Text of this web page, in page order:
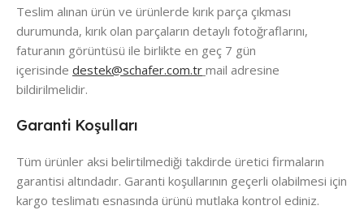
Teslim alınan ürün ve ürünlerde kırık parça çıkması
durumunda, kırık olan parçaların detaylı fotoğraflarını,
faturanın görüntüsü ile birlikte en geç 7 gün
içerisinde destek@schafer.com.tr mail adresine
bildirilmelidir.
Garanti Koşulları
Tüm ürünler aksi belirtilmediği takdirde üretici firmaların
garantisi altındadır. Garanti koşullarının geçerli olabilmesi için
kargo teslimatı esnasında ürünü mutlaka kontrol ediniz.